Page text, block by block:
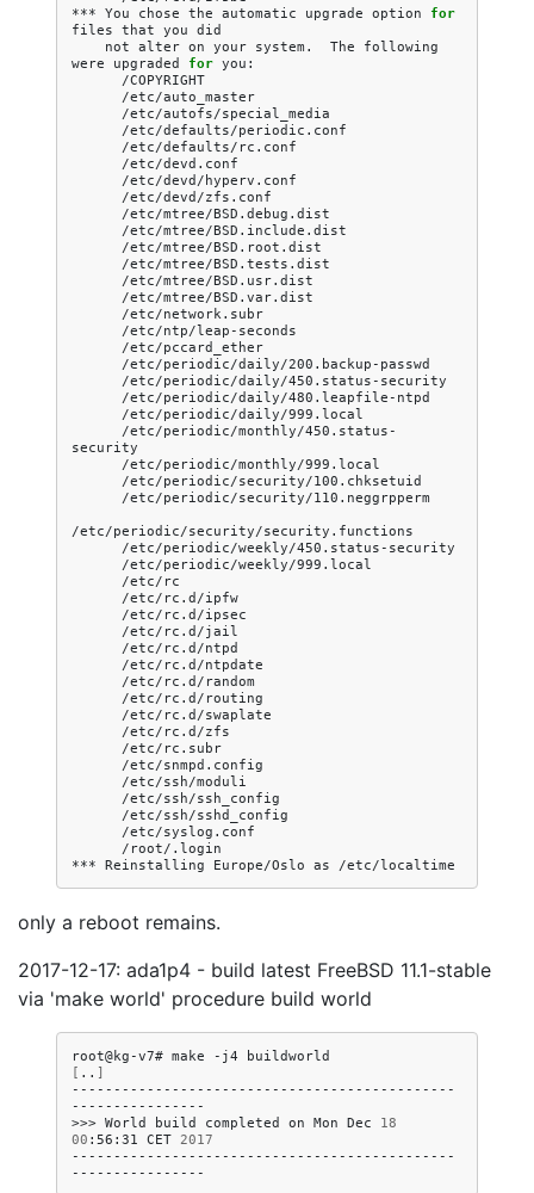
*** You chose the automatic upgrade option
for
files that you
not alter on your system. The
following
were
upgraded for
/etc/periodic/monthly/450.status-
/root/.login
*** Reinstalling Europe/Oslo as
only a reboot remains.
2017-12-17: ada1p4 - build latest FreeBSD 11.1-stable
via 'make world' procedure build world
root@kg-v7# make -j4
[ .. ]
----------------------------------------------
----------------
>>> World build completed on Mon Dec
18
00 :56:31 CET 2017
----------------------------------------------